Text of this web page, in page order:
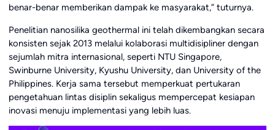
benar-benar memberikan dampak ke masyarakat,” tuturnya.
Penelitian nanosilika geothermal ini telah dikembangkan secara
konsisten sejak 2013 melalui kolaborasi multidisipliner dengan
sejumlah mitra internasional, seperti NTU Singapore,
Swinburne University, Kyushu University, dan University of the
Philippines. Kerja sama tersebut memperkuat pertukaran
pengetahuan lintas disiplin sekaligus mempercepat kesiapan
inovasi menuju implementasi yang lebih luas.